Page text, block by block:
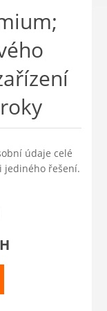
údaje celé
jediného řešení.